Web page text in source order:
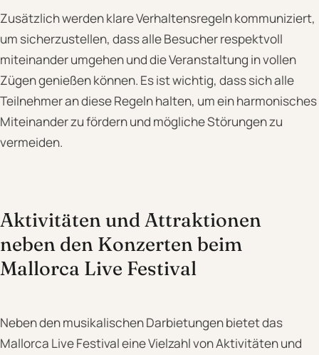
Zusätzlich werden klare Verhaltensregeln kommuniziert,
um sicherzustellen, dass alle Besucher respektvoll
miteinander umgehen und die Veranstaltung in vollen
Zügen genießen können. Es ist wichtig, dass sich alle
Teilnehmer an diese Regeln halten, um ein harmonisches
Miteinander zu fördern und mögliche Störungen zu
vermeiden.
Aktivitäten und Attraktionen
neben den Konzerten beim
Mallorca Live Festival
Neben den musikalischen Darbietungen bietet das
Mallorca Live Festival eine Vielzahl von Aktivitäten und